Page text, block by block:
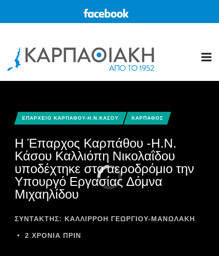
ΕΠΑΡΧΕΙΟ ΚΑΡΠΑΘΟΥ-Η.Ν.ΚΑΣΟΥ ΚΑΡΠΑΘΟΣ
Η Έπαρχος Καρπάθου -Η.Ν.
Κάσου Καλλιόπη Νικολαΐδου
υποδέχτηκε στο αεροδρόμιο την
Υπουργό Εργασίας Δόμνα
Μιχαηλίδου
ΣΥΝΤΆΚΤΗΣ: ΚΑΛΛΙΡΡΟΗ ΓΕΩΡΓΙΟΥ-ΜΑΝΩΛΑΚΗ
• 2 ΧΡΌΝΙΑ ΠΡΙΝ